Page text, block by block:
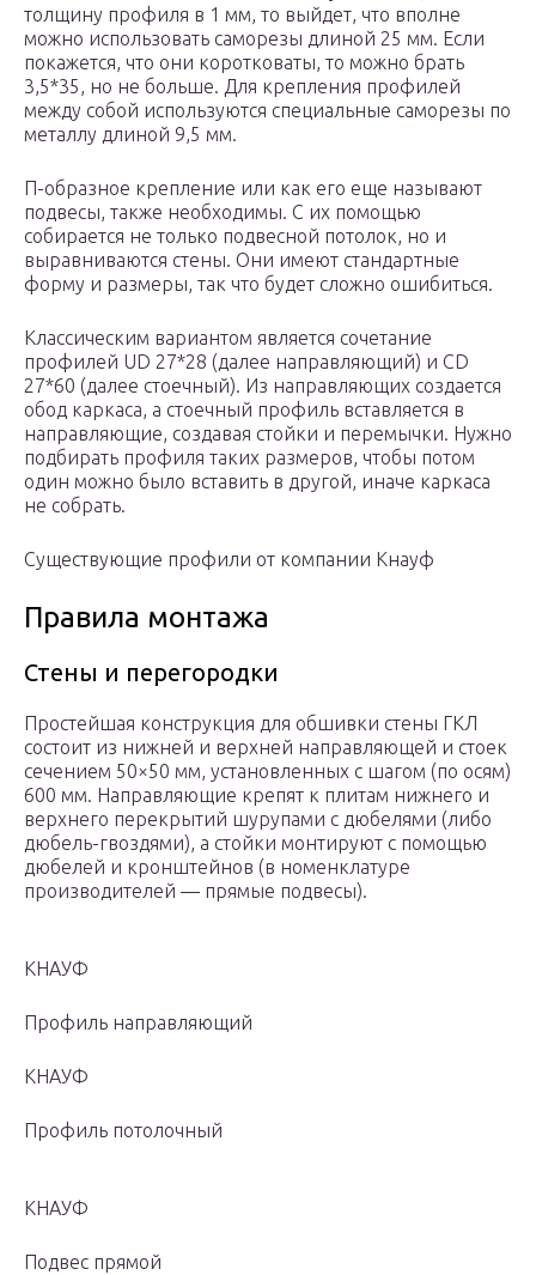
толщину профиля в 1 мм, то выйдет, что вполне
можно использовать саморезы длиной 25 мм. Если
покажется, что они коротковаты, то можно брать
3,5*35, но не больше. Для крепления профилей
между собой используются специальные саморезы по
металлу длиной 9,5 мм.
П-образное крепление или как его еще называют
подвесы, также необходимы. С их помощью
собирается не только подвесной потолок, но и
выравниваются стены. Они имеют стандартные
форму и размеры, так что будет сложно ошибиться.
Классическим вариантом является сочетание
профилей UD 27*28 (далее направляющий) и CD
27*60 (далее стоечный). Из направляющих создается
обод каркаса, а стоечный профиль вставляется в
направляющие, создавая стойки и перемычки. Нужно
подбирать профиля таких размеров, чтобы потом
один можно было вставить в другой, иначе каркаса
не собрать.
Существующие профили от компании Кнауф
Правила монтажа
Стены и перегородки
Простейшая конструкция для обшивки стены ГКЛ
состоит из нижней и верхней направляющей и стоек
сечением 50×50 мм, установленных с шагом (по осям)
600 мм. Направляющие крепят к плитам нижнего и
верхнего перекрытий шурупами с дюбелями (либо
дюбель-гвоздями), а стойки монтируют с помощью
дюбелей и кронштейнов (в номенклатуре
производителей — прямые подвесы).
КНАУФ
Профиль направляющий
КНАУФ
Профиль потолочный
КНАУФ
Подвес прямой